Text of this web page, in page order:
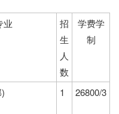
业
招
生
人
数
学费学
制
1 26800/3